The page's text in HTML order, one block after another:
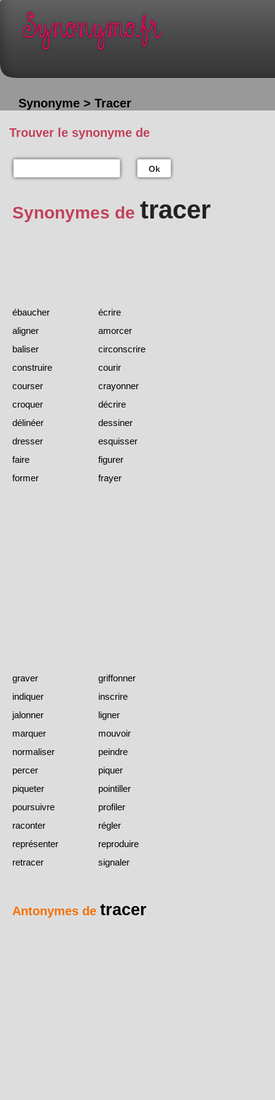
Synonyme > Tracer
Trouver le synonyme de
Ok
Synonymes de tracer
ébaucher
écrire
aligner
amorcer
baliser
circonscrire
construire
courir
courser
crayonner
croquer
décrire
délinéer
dessiner
dresser
esquisser
faire
figurer
former
frayer
graver
griffonner
indiquer
inscrire
jalonner
ligner
marquer
mouvoir
normaliser
peindre
percer
piquer
piqueter
pointiller
poursuivre
profiler
raconter
régler
représenter
reproduire
retracer
signaler
Antonymes de tracer